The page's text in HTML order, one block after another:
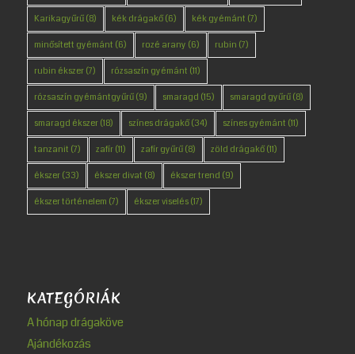
Karikagyűrű(8) kék drágakő(6) kék gyémánt (7)
minősített gyémánt (6) rozé arany (6) rubin (7)
rubin ékszer(7) rózsaszín gyémánt (11)
rózsaszín gyémántgyűrű(9) smaragd (15) smaragd gyűrű(8)
smaragd ékszer(18) színes drágakő(34) színes gyémánt (11)
tanzanit (7) zafír(11) zafír gyűrű(8) zöld drágakő(11)
ékszer(33) ékszer divat (8) ékszer trend (9)
ékszer történelem (7) ékszer viselés(17)
KATEGÓRIÁK
A hónap drágaköve
Ajándékozás